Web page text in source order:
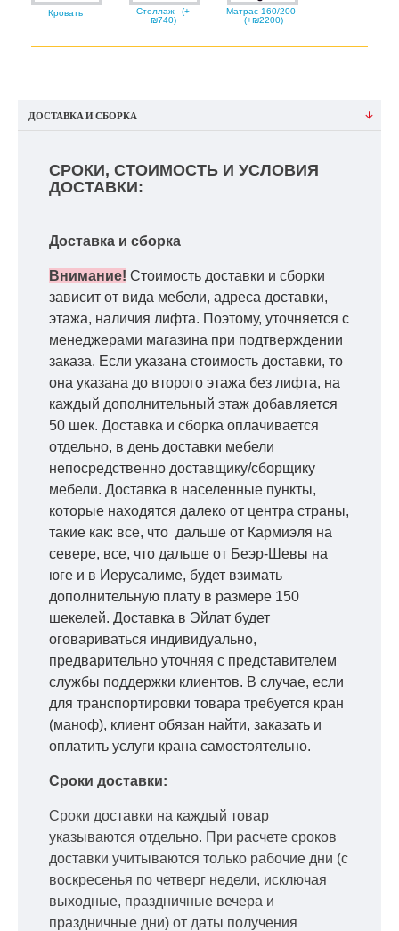
Кровать Стеллаж
(+
₪740)
Матрас 160/200
(+₪2200)
ДОСТАВКА И СБОРКА
СРОКИ, СТОИМОСТЬ И УСЛОВИЯ
ДОСТАВКИ:
Доставка и сборка
Внимание! Стоимость доставки и сборки
зависит от вида мебели, адреса доставки,
этажа, наличия лифта. Поэтому, уточняется с
менеджерами магазина при подтверждении
заказа. Если указана стоимость доставки, то
она указана до второго этажа без лифта, на
каждый дополнительный этаж добавляется
50 шек. Доставка и сборка оплачивается
отдельно, в день доставки мебели
непосредственно доставщику/сборщику
мебели. Доставка в населенные пункты,
которые находятся далеко от центра страны,
такие как: все, что дальше от Кармиэля на
севере, все, что дальше от Беэр-Шевы на
юге и в Иерусалиме, будет взимать
дополнительную плату в размере 150
шекелей. Доставка в Эйлат будет
оговариваться индивидуально,
предварительно уточняя с представителем
службы поддержки клиентов. В случае, если
для транспортировки товара требуется кран
(маноф), клиент обязан найти, заказать и
оплатить услуги крана самостоятельно.
Сроки доставки:
Сроки доставки на каждый товар
указываются отдельно. При расчете сроков
доставки учитываются только рабочие дни (с
воскресенья по четверг недели, исключая
выходные, праздничные вечера и
праздничные дни) от даты получения